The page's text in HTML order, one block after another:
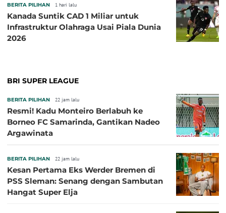
BERITA PILIHAN 1 hari lalu
Kanada Suntik CAD 1 Miliar untuk
Infrastruktur Olahraga Usai Piala Dunia
2026
BRI SUPER LEAGUE
BERITA PILIHAN 22 jam lalu
Resmi! Kadu Monteiro Berlabuh ke
Borneo FC Samarinda, Gantikan Nadeo
Argawinata
BERITA PILIHAN 22 jam lalu
Kesan Pertama Eks Werder Bremen di
PSS Sleman: Senang dengan Sambutan
Hangat Super Elja